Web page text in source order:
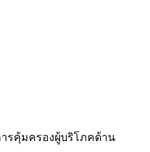
ารคุ้มครองผู้บริโภคด้าน